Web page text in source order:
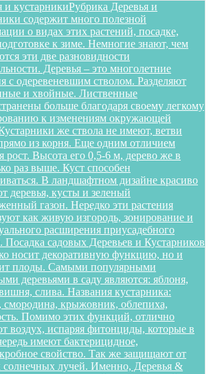
и кустарникиРубрика Деревья и
содержит много полезной
о видах этих растений, посадке,
к зиме. Немногие знают, чем
эти две разновидности
Деревья – это многолетние
с одеревеневшим стволом. Разделяют
и хвойные. Лиственные
больше благодаря своему легкому
к изменениям окружающей
же ствола не имеют, ветви
из корня. Еще одним отличием
рост. Высота его 0,5-6 м, дерево же в
раз выше. Куст способен
В ландшафтном дизайне красиво
деревья, кусты и зеленый
газон. Нередко эти растения
как живую изгородь, зонирование и
расширения приусадебного
Посадка садовых Деревьев и Кустарников
носит декоративную функцию, но и
плоды. Самыми популярными
деревьями в саду являются: яблоня,
слива. Названия кустарника:
смородина, крыжовник, облепиха,
Помимо этих функций, отлично
воздух, испаряя фитонциды, которые в
имеют бактерицидное,
свойство. Так же защищают от
лучей. Именно, Деревья &